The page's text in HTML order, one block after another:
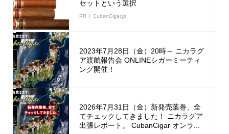
セットという選択
PR CubanCigar.jp
2023年7月28日（金）20時～ ニカラグ
ア渡航報告会 ONLINEシガーミーティ
ング開催！
2026年7月31日（金）新発売葉巻、全
てチェックしてきました！ ニカラグア
出張レポート。 CubanCigar オンラ...